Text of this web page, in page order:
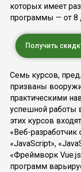
которых имеет
программы — от 8
Получить
Семь курсов,
призваны
практическими
успешной работы
этих курсов
«Веб-разработчик
«JavaScript»,
«Фреймворк
программ